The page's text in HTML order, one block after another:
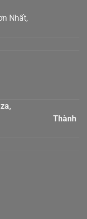
Tân Sơn Nhất,
Plaza,
Liêm, Thành